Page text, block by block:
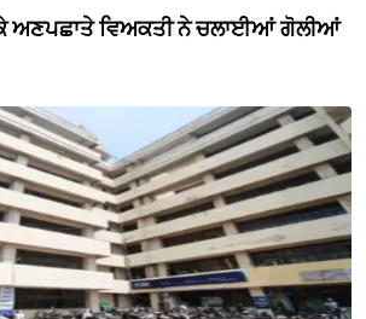
ਕੇ ਅਣਪਛਾਤੇ ਵਿਅਕਤੀ ਨੇ ਚਲਾਈਆਂ ਗੋਲੀਆਂ